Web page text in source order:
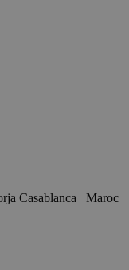
Casablanca Maroc